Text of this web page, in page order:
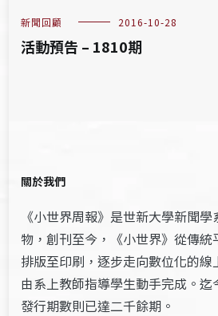
新聞回顧 2016-10-28
活動預告 – 1810期
關於我們
《小世界周報》是世新大學新聞
物，創刊至今，《小世界》從傳統
排版至印刷，逐步走向數位化的
由系上教師指導學生動手完成。迄
發行期數則已達二千餘期。